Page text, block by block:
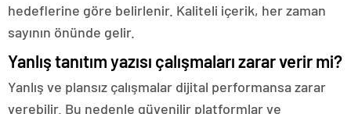
hedeflerine göre belirlenir. Kaliteli içerik, her zaman
sayının önünde gelir.
Yanlış tanıtım yazısı çalışmaları zarar verir mi?
Yanlış ve plansız çalışmalar dijital performansa zarar
verebilir. Bu nedenle güvenilir platformlar ve